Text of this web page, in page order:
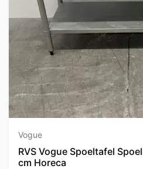
Vogue
RVS Vogue Spoeltafel
cm Horeca